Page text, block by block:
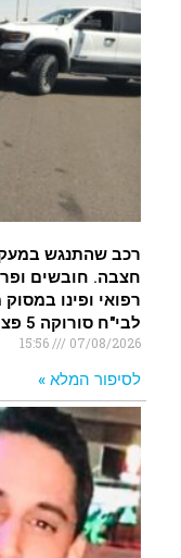
חצבה. חובשים
רפואי ופינו
לבי"ח סורוקה 5 פצועים
07/08/2026
15:56
לסיפור המלא »